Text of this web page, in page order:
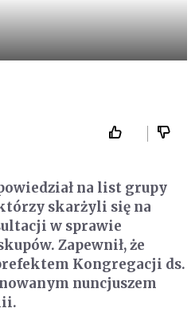
na list grupy
skarżyli się na
w sprawie
Zapewnił, że
Kongregacji ds.
nuncjuszem